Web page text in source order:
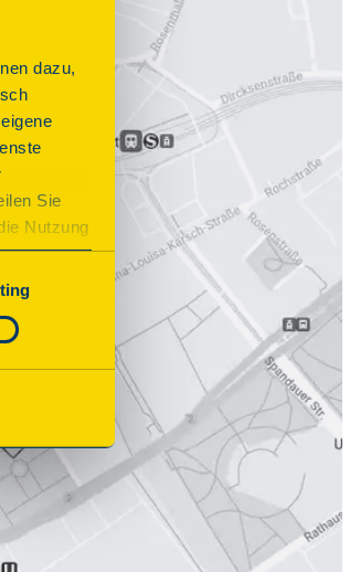
dazu,
Sie
Nutzung
Tool
für den